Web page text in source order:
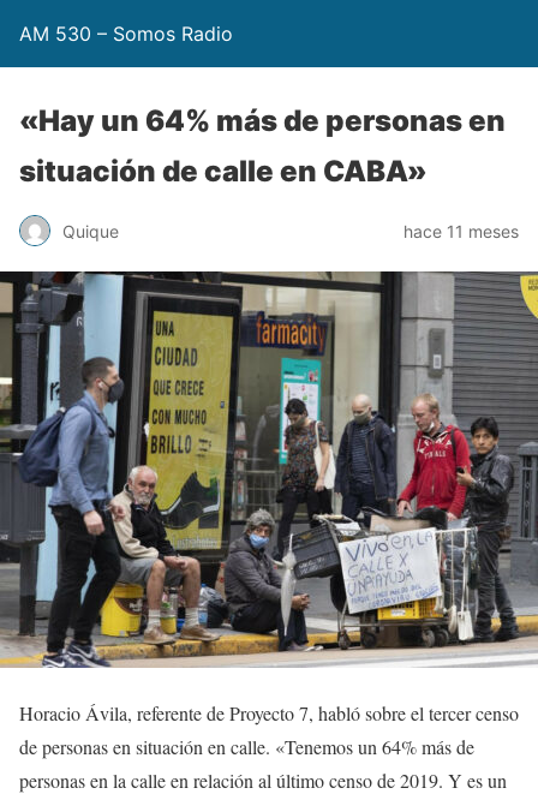
AM 530 – Somos Radio
«Hay un 64% más de personas en
situación de calle en CABA»
Quique hace 11 meses
Horacio Ávila, referente de Proyecto 7, habló sobre el tercer censo
de personas en situación en calle. «Tenemos un 64% más de
personas en la calle en relación al último censo de 2019. Y es un